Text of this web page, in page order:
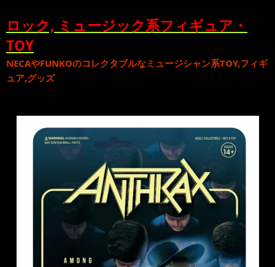
ロック, ミュージック系フィギュア・
TOY
NECAやFUNKOのコレクタブルなミュージシャン系TOY,フィギ
ュア,グッズ